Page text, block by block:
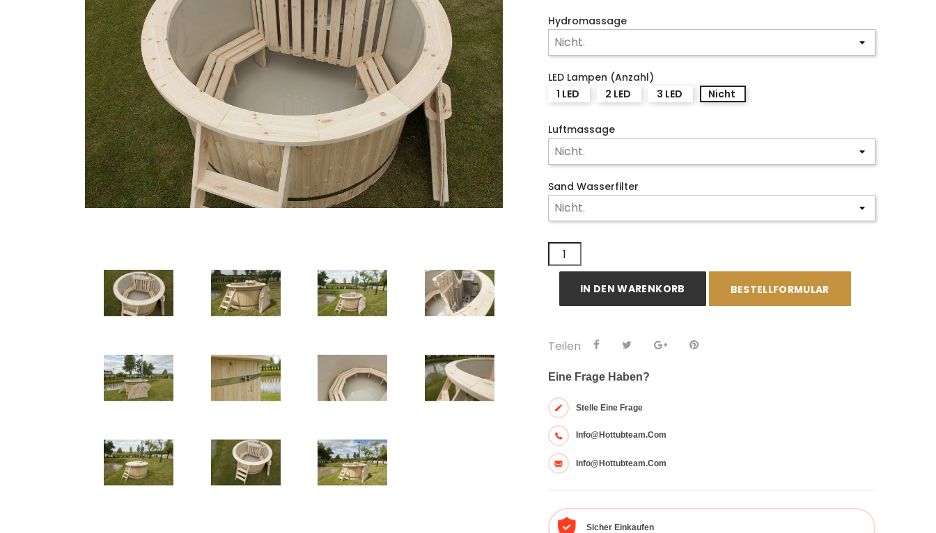
Hydromassage
LED Lampen (Anzahl)
1 LED
2 LED 3 LED Nicht
Luftmassage
Sand Wasserfilter
IN DEN WARENKORB BESTELLFORMULAR
Teilen
Eine Frage Haben?
Stelle Eine Frage
Info@hottubteam.com
Info@hottubteam.com
Sicher Einkaufen